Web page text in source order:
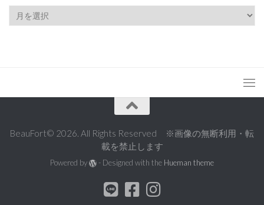
ー
BeauFort© 2026. All Rights Reserved ※画像の無断利用・転
載を禁止します
Powered by - Designed with the Hueman theme